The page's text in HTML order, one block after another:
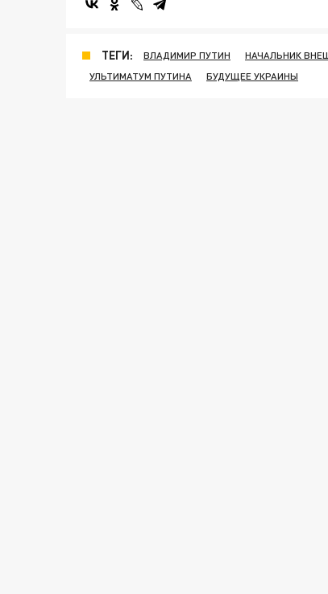
ТЕГИ: ВЛАДИМИР ПУТИН НАЧАЛЬНИК
УЛЬТИМАТУМ ПУТИНА
БУДУЩЕЕ УКРАИНЫ